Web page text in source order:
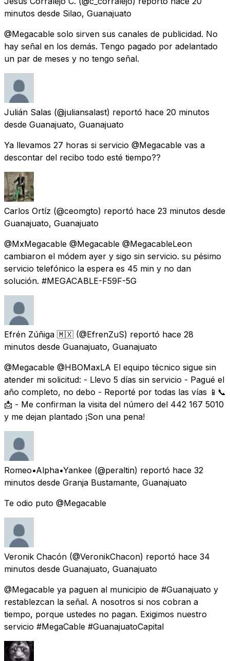
minutos desde Silao, Guanajuato
@Megacable solo sirven sus canales de publicidad. No
hay señal en los demás. Tengo pagado por adelantado
un par de meses y no tengo señal.
Julián Salas (@juliansalast) reportó hace 20 minutos
desde Guanajuato, Guanajuato
Ya llevamos 27 horas si servicio @Megacable vas a
descontar del recibo todo esté tiempo??
Carlos Ortíz (@ceomgto) reportó hace 23 minutos desde
Guanajuato, Guanajuato
@MxMegacable @Megacable @MegacableLeon
cambiaron el módem ayer y sigo sin servicio. su pésimo
servicio telefónico la espera es 45 min y no dan
solución. #MEGACABLE-F59F-5G
Efrén Zúñiga 🇲🇽 (@EfrenZuS) reportó hace 28
minutos desde Guanajuato, Guanajuato
@Megacable @HBOMaxLA El equipo técnico sigue sin
atender mi solicitud: - Llevo 5 días sin servicio - Pagué el
año completo, no debo - Reporté por todas las vías 📱📞
📩 - Me confirman la visita del número del 442 167 5010
y me dejan plantado ¡Son una pena!
Romeo•Alpha•Yankee (@peraltin) reportó hace 32
minutos desde Granja Bustamante, Guanajuato
Te odio puto @Megacable
Veronik Chacón (@VeronikChacon) reportó hace 34
minutos desde Guanajuato, Guanajuato
@Megacable ya paguen al municipio de #Guanajuato y
restablezcan la señal. A nosotros si nos cobran a
tiempo, porque ustedes no pagan. Exigimos nuestro
servicio #MegaCable #GuanajuatoCapital